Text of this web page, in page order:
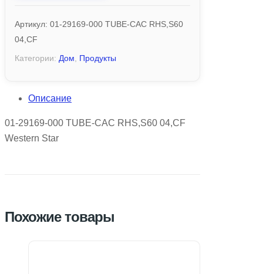
Артикул: 01-29169-000 TUBE-CAC RHS,S60
04,CF
Категории: Дом Продукты
Описание
01-29169-000 TUBE-CAC RHS,S60 04,CF
Western Star
Похожие товары